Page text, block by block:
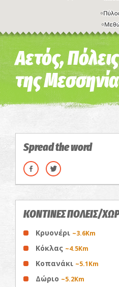
Η εικόνα ενδέχεται
Αετός,
της
Spread the word
ΚΟΝΤΙΝΕΣ ΠΟΛΕΙΣ/
Κρυονέρι ~3.6Km
Κόκλας ~4.5Km
Κοπανάκι ~5.1Km
Δώριο ~5.2Km